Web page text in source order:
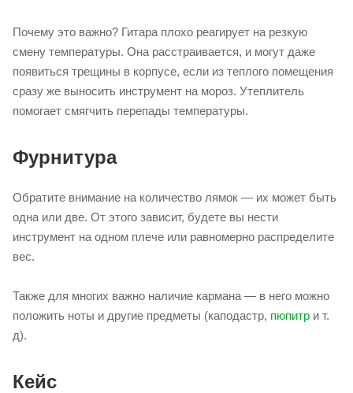
Почему это важно? Гитара плохо реагирует на резкую
смену температуры. Она расстраивается, и могут даже
появиться трещины в корпусе, если из теплого помещения
сразу же выносить инструмент на мороз. Утеплитель
помогает смягчить перепады температуры.
Фурнитура
Обратите внимание на количество лямок — их может быть
одна или две. От этого зависит, будете вы нести
инструмент на одном плече или равномерно распределите
вес.
Также для многих важно наличие кармана — в него можно
положить ноты и другие предметы (каподастр, пюпитр и т.
д).
Кейс